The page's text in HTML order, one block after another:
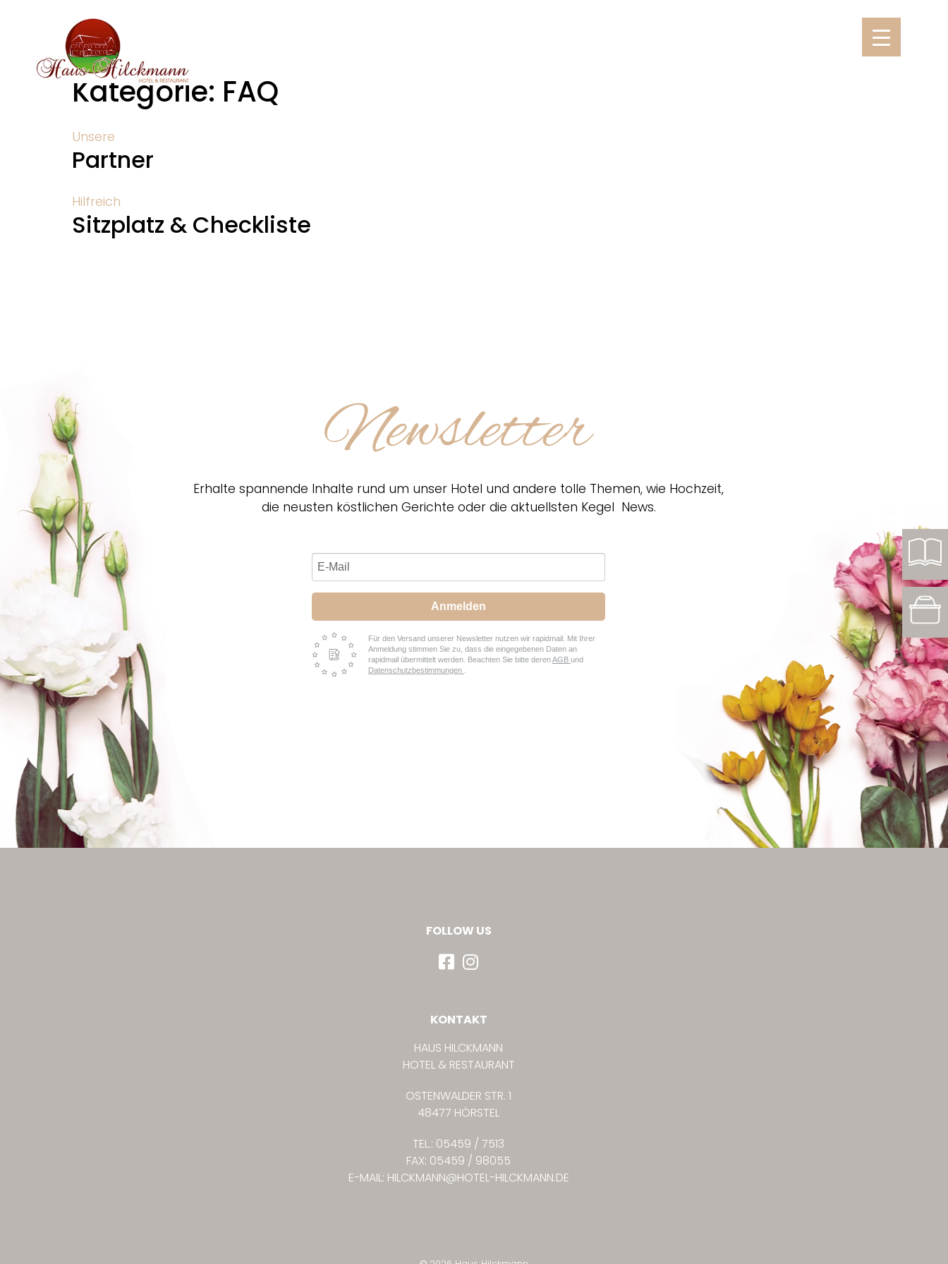
Kategorie: FAQ
Unsere
Partner
Hilfreich
Sitzplatz & Checkliste
Newsletter
Erhalte spannende Inhalte rund um unser Hotel und andere tolle Themen, wie Hochzeit,
die neusten köstlichen Gerichte oder die aktuellsten Kegel News.
Anmelden
Für den Versand unserer Newsletter nutzen wir rapidmail. Mit Ihrer
Anmeldung stimmen Sie zu, dass die eingegebenen Daten an
rapidmail übermittelt werden. Beachten Sie bitte derenAGB und
Datenschutzbestimmungen
FOLLOW US
KONTAKT
HAUS HILCKMANN
HOTEL & RESTAURANT
OSTENWALDER STR. 1
48477 HÖRSTEL
TEL.: 05459 / 7513
FAX: 05459 / 98055
E-MAIL: HILCKMANN@HOTEL-HILCKMANN.DE